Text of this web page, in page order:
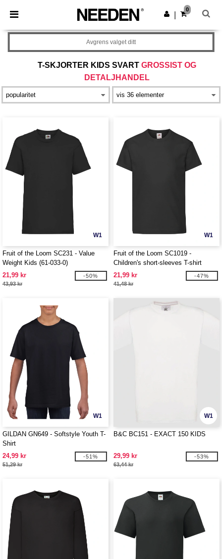
× Needen-app
Bedre priser i appen!
Last ned app
0
T-SKJORTER KIDS SVART GROSSIST OG
DETALJHANDEL
Avgrens valget ditt
W1
Fruit of the Loom SC231 - Value
Weight Kids (61-033-0)
21,99 kr
43,93 kr
-50%
W1
Fruit of the Loom SC1019 -
Children's short-sleeves T-shirt
21,99 kr
41,48 kr
-47%
W1
GILDAN GN649 - Softstyle Youth T-
Shirt
24,99 kr
51,29 kr
-51%
W1
B&C BC151 - EXACT 150 KIDS
29,99 kr
63,44 kr
-53%